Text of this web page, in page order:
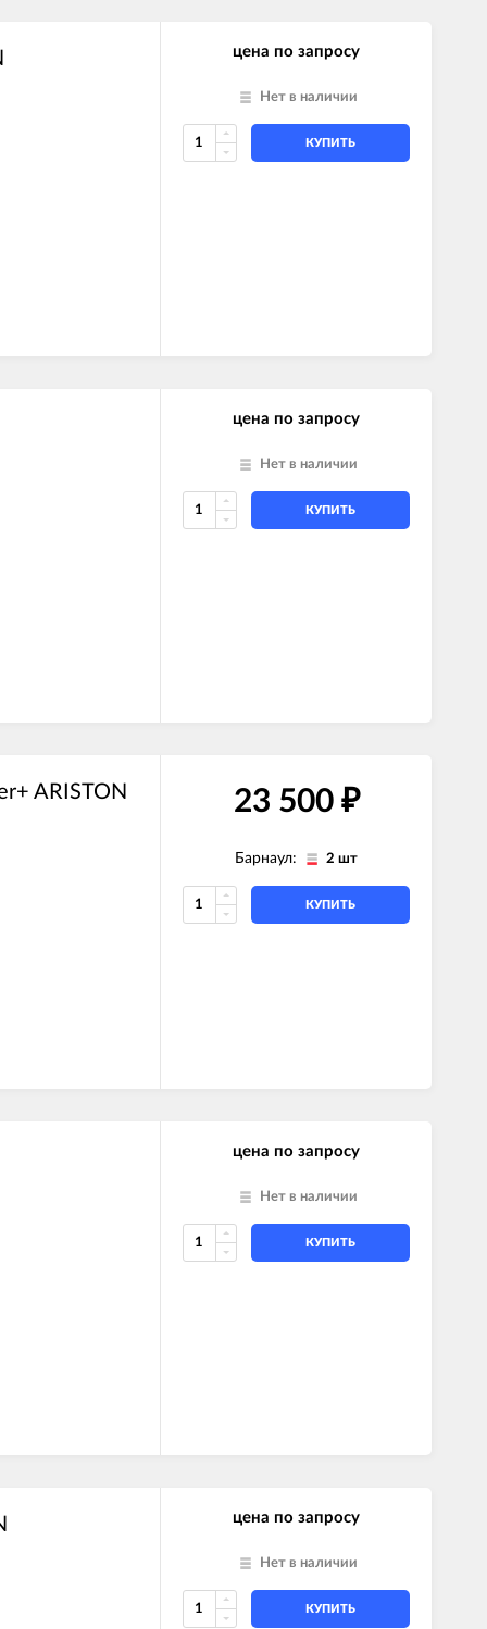
цена по запросу
Нет в наличии
КУПИТЬ
цена по запросу
Нет в наличии
КУПИТЬ
ARISTON 23 500 ₽
Барнаул: 2 шт
КУПИТЬ
цена по запросу
Нет в наличии
КУПИТЬ
цена по запросу
Нет в наличии
КУПИТЬ